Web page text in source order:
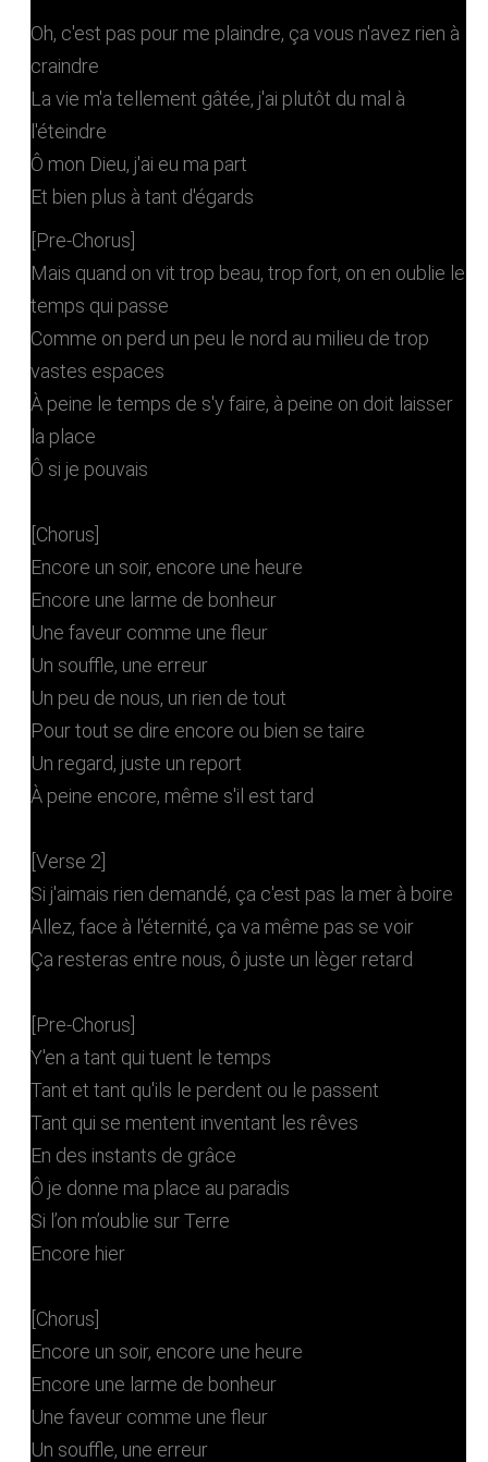
Oh, c'est pas pour me plaindre, ça vous n'avez rien à
craindre
La vie m'a tellement gâtée, j'ai plutôt du mal à
l'éteindre
Ô mon Dieu, j'ai eu ma part
Et bien plus à tant d'égards
[Pre-Chorus]
Mais quand on vit trop beau, trop fort, on en oublie le
temps qui passe
Comme on perd un peu le nord au milieu de trop
vastes espaces
À peine le temps de s'y faire, à peine on doit laisser
la place
Ô si je pouvais
[Chorus]
Encore un soir, encore une heure
Encore une larme de bonheur
Une faveur comme une fleur
Un souffle, une erreur
Un peu de nous, un rien de tout
Pour tout se dire encore ou bien se taire
Un regard, juste un report
À peine encore, même s'il est tard
[Verse 2]
Si j'aimais rien demandé, ça c'est pas la mer à boire
Allez, face à l'éternité, ça va même pas se voir
Ça resteras entre nous, ô juste un lèger retard
[Pre-Chorus]
Y'en a tant qui tuent le temps
Tant et tant qu'ils le perdent ou le passent
Tant qui se mentent inventant les rêves
En des instants de grâce
Ô je donne ma place au paradis
Si l’on m’oublie sur Terre
Encore hier
[Chorus]
Encore un soir, encore une heure
Encore une larme de bonheur
Une faveur comme une fleur
Un souffle, une erreur